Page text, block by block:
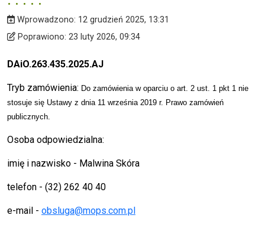
Wprowadzono
Wprowadzono: 12 grudzień 2025, 13:31
Poprawiono
Poprawiono: 23 luty 2026, 09:34
DAiO.263.435.2025.AJ
Tryb zamówienia: Do zamówienia w oparciu o art. 2 ust. 1 pkt 1 nie
stosuje się Ustawy z dnia 11 września 2019 r. Prawo zamówień
publicznych.
Osoba odpowiedzialna:
imię i nazwisko - Malwina Skóra
telefon - (32) 262 40 40
e-mail - obsluga@mops.com.pl